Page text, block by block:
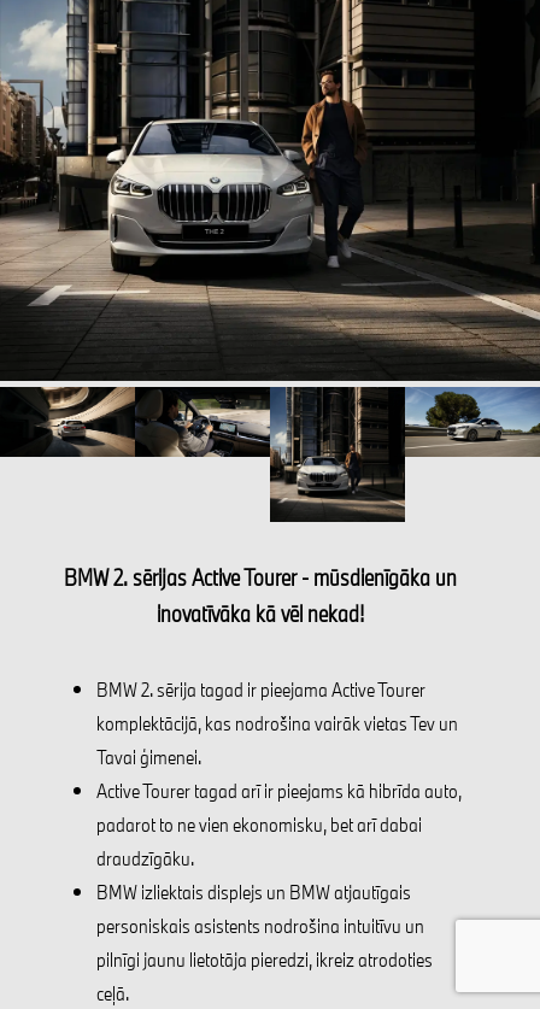
BMW 2. sērijas Active Tourer - mūsdienīgāka un
inovatīvāka kā vēl nekad!
BMW 2. sērija tagad ir pieejama Active Tourer
komplektācijā, kas nodrošina vairāk vietas Tev un
Tavai ģimenei.
Active Tourer tagad arī ir pieejams kā hibrīda auto,
padarot to ne vien ekonomisku, bet arī dabai
draudzīgāku.
BMW izliektais displejs un BMW atjautīgais
personiskais asistents nodrošina intuitīvu un
pilnīgi jaunu lietotāja pieredzi, ikreiz atrodoties
ceļā.